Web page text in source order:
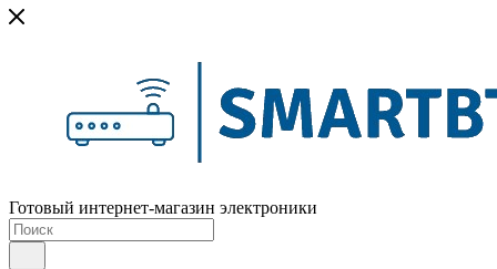
Готовый интернет-магазин электроники